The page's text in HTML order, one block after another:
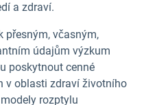
a zdraví.
přesným, včasným,
údajům výzkum
poskytnout cenné
v oblasti zdraví životního
rozptylu